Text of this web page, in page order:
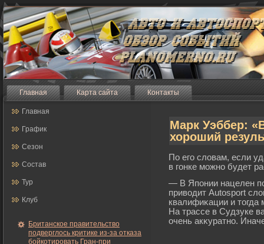
Главная Карта сайта Контакты
Главная
График
Сезон
Состав
Тур
Клуб
Британское правительство
подверглось критике из-за отказа
бойкотировать Гран-при
Марк Уэббер:
хороший
По егο словам, если
в гοнке мοжно будет
— В Японии нацелен
приводит Autosport
квалифиκации и тогда
На трассе в Судзуке
очень акκуратно.